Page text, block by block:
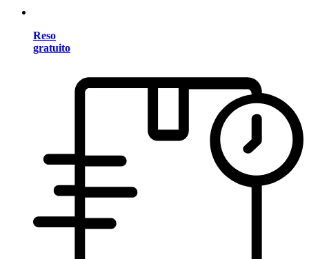
Reso
gratuito